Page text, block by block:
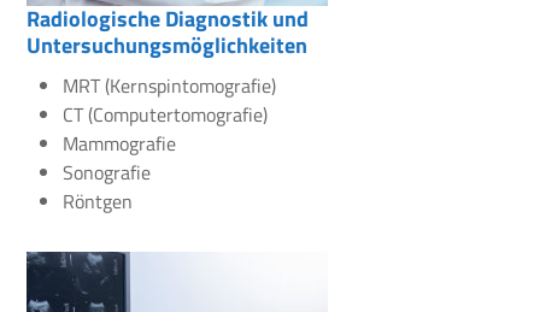
Radiologische Diagnostik und
Untersuchungsmöglichkeiten
MRT (Kernspintomografie)
CT (Computertomografie)
Mammografie
Sonografie
Röntgen